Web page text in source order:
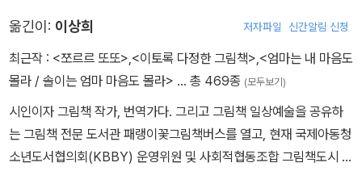
지고 있고, ‘어린이책의 노벨상’으로 불리는 한스 크리스티안 안데르
센 상, 스웨덴 아카데미 대상 등 많은 상을 수상했으며, 영화와 텔레비
전 드라마로 제작되어 세계 여러 나라에 방영되었습니다. 린드그렌은
소리를 낸 활동가이기도 했습니다. 특히 어린이와 동물의 권리를 지
지하고 그들에게 가해지는 폭력에 대해 강하게 비판했습니다. 그녀
자신이 여성으로서 또 미혼모로서 사회적 폭력에 부딪친 젊은 시절을
옮긴이: 이상희 저자파일 신간알림 신청
최근작 : <쪼르르 또또>,<이토록 다정한 그림책>,<엄마는 내 마음도
몰라 / 솔이는 엄마 마음도 몰라> … 총 469종 (모두보기)
시인이자 그림책 작가, 번역가다. 그리고 그림책 일상예술을 공유하
는 그림책 전문 도서관 패랭이꽃그림책버스를 열고, 현재 국제아동청
소년도서협의회(KBBY) 운영위원 및 사회적협동조합 그림책도시 상